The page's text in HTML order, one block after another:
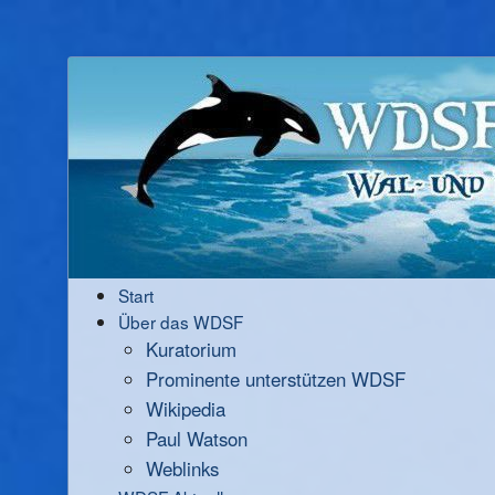
Start
Über das WDSF
Kuratorium
Prominente unterstützen WDSF
Wikipedia
Paul Watson
Weblinks